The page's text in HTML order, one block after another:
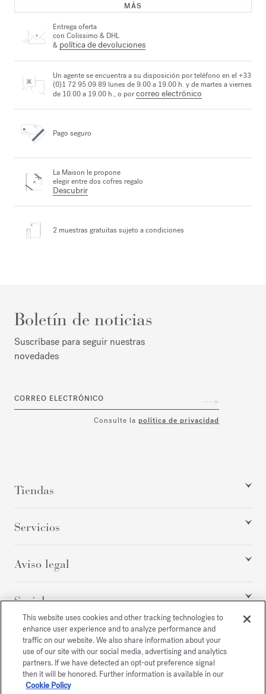
MÁS
Entrega oferta
con Colissimo & DHL
& política de devoluciones
Un agente se encuentra a su disposición por teléfono en el +33
(0)1 72 95 09 89 lunes de 9.00 a 19.00 h. y de martes a viernes
de 10.00 a 19.00 h., o porcorreo electrónico
Pago seguro
La Maison le propone
elegir entre dos cofres regalo
Descubrir
2 muestras gratuitas sujeto a condiciones
Boletín de noticias
Suscríbase para seguir nuestras
novedades
CORREO ELECTRÓNICO
Consulte la política de privacidad
Tiendas
Servicios
Aviso legal
Social
Todos los derechos reservados
This website uses cookies and other tracking technologies to
enhance user experience and to analyze performance and
traffic on our website. We also share information about your
use of our site with our social media, advertising and analytics
partners. If we have detected an opt-out preference signal
then it will be honored. Further information is available in our
Cookie Policy